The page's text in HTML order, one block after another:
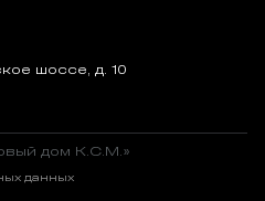
шоссе, д. 10
дом К.С.М.»
данных